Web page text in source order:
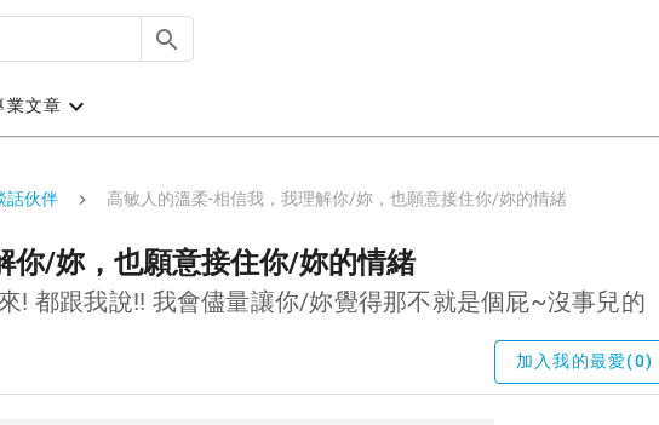
業文章
話伙伴 高敏人的溫柔-相信我，我理解你/妳，也願意接住你/妳的情緒
你/妳，也願意接住你/妳的情緒
! 都跟我說!! 我會儘量讓你/妳覺得那不就是個屁~沒事兒的
加入我的最愛(0)